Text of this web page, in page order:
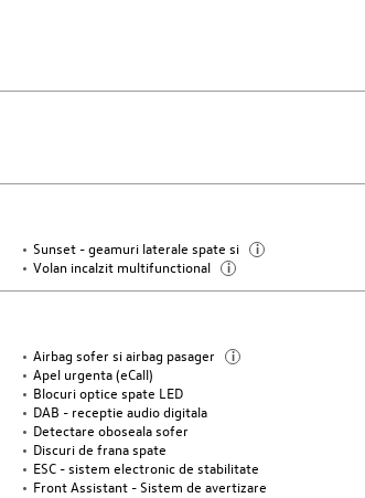
Sunset - geamuri laterale spate si i
Volan incalzit multifunctional i
Airbag sofer si airbag pasager i
Apel urgenta (eCall)
Blocuri optice spate LED
DAB - receptie audio digitala
Detectare oboseala sofer
Discuri de frana spate
ESC - sistem electronic de stabilitate
Front Assistant - Sistem de avertizare